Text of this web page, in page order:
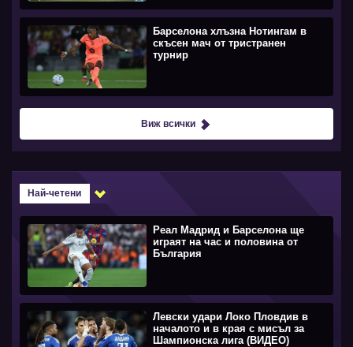
Барселона хлъзна Нотингам в
скъсен мач от тристранен
турнир
Виж всички
Най-четени
Реал Мадрид и Барселона ще
играят на час и половина от
България
Левски удари Локо Пловдив в
началото и в края с мисъл за
Шампионска лига (ВИДЕО)